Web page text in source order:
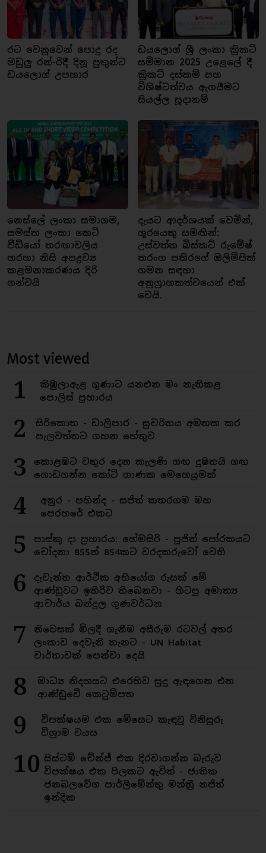
රට වෙනුවෙන් පොදු රද
මඩුලු රන්-රිදී දිනූ පුතුන්ට
ඩයලොග් උපහාර
ඩයලොග් ශ්‍රී ලංකා ක්‍රිකට්
සම්මාන 2025 උළෙලේ දී
ක්‍රිකට් දස්කම් සහ
විශිෂ්ටත්වය ඇගයීමට
සියල්ල සූදානම්
නෙස්ලේ ලංකා සමාගම,
සමස්ත ලංකා කෙටි
වීඩියෝ තරඟාවලිය
හරහා නිසි අපද්‍රව්‍ය
කළමනාකරණය දිරි
ගන්වයි
දැයට ආදර්ශයක් වෙමින්,
ශූරයෙකු සමඟින්:
උස්වත්ත බිස්කට් රුමේෂ්
තරංග පතිරගේ ඔලිම්පික්
ගමන සඳහා
අනුග්‍රාහකත්වයෙන් එක්
වෙයි.
Most viewed
1
කිඹුලාඇළ ගුණාට යනඑන මං නැතිකළ
පොලිස් ප්‍රහාරය
2
සිරිකොත - ඩාලිපාර - සුචරිතය අමතක කර
පැලවත්තට ගහන හේතුව
3
කොළඹට වතුර දෙන කැලණි ගඟ දුෂිතයි ගඟ
ගොඩගන්න කෝටි ගාණක මෙහෙයුමක්
4
අනුර - පහින්ද - සජිත් කතරගම මහ
පෙරහරේ එකට
5
පාස්කු දා ප්‍රහාරය: හේමසිරි - පූජිත් පෝරකයට
චෝදනා 855න් 854කට වරදකරුවෝ වෙති
6
දැවැන්ත ආර්ථික අභියෝග රුසක් මේ
ආණ්ඩුවට ඉතිරිව තිබෙනවා - හිටපු අමාත්‍ය
ආචාර්ය බන්දුල ගුණවර්ධන
7
නිවෙසක් මිලදී ගැනීම අසීරුම රටවල් අතර
ලංකාව දෙවැනි තැනට - UN Habitat
වාර්තාවක් පෙන්වා දෙයි
8
මාධ්‍ය නිදහසට එරෙහිව සුදු ඇඳගෙන එන
ආණ්ඩුවේ කෙටුම්පත
9
විපක්ෂයම එක මේසෙට කැඳවූ විනිසුරු
විශ්‍රාම වයස
10 සිස්ටම් චේන්ජ් එක දිරවාගන්න බැරුව
විපක්ෂය එක පිලකට ඇවිත් - ජාතික
ජනබලවේග පාර්ලිමේන්තු මන්ත්‍රී නජිත්
ඉන්දික